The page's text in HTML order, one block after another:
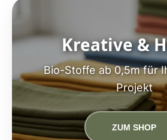
Kreative &
Bio-Stoffe ab 0,5m für
Projekt
ZUM SHOP